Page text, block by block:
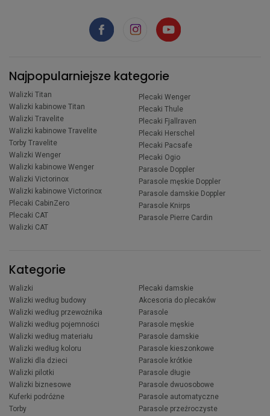
Najpopularniejsze kategorie
Walizki Titan
Walizki kabinowe Titan
Walizki Travelite
Walizki kabinowe Travelite
Torby Travelite
Walizki Wenger
Walizki kabinowe Wenger
Walizki Victorinox
Walizki kabinowe Victorinox
Plecaki CabinZero
Plecaki CAT
Walizki CAT
Plecaki Wenger
Plecaki Thule
Plecaki Fjallraven
Plecaki Herschel
Plecaki Pacsafe
Plecaki Ogio
Parasole Doppler
Parasole męskie Doppler
Parasole damskie Doppler
Parasole Knirps
Parasole Pierre Cardin
Kategorie
Walizki
Walizki według budowy
Walizki według przewoźnika
Walizki według pojemności
Walizki według materiału
Walizki według koloru
Walizki dla dzieci
Walizki pilotki
Walizki biznesowe
Kuferki podróżne
Torby
Plecaki damskie
Akcesoria do plecaków
Parasole
Parasole męskie
Parasole damskie
Parasole kieszonkowe
Parasole krótkie
Parasole długie
Parasole dwuosobowe
Parasole automatyczne
Parasole przeźroczyste